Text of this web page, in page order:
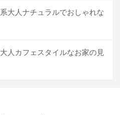
大人ナチュラルでおしゃれな
人カフェスタイルなお家の見